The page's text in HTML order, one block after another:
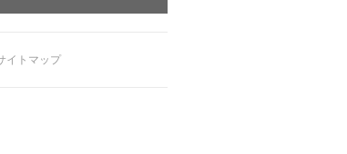
イトマップ